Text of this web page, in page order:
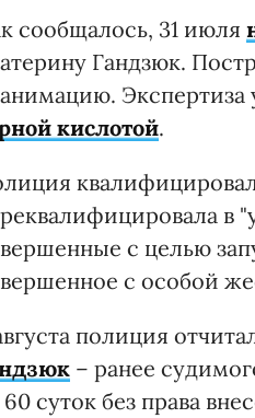
сообщалось, 31 июля
Гандзюк.
Экспертиза
кислотой.
в
с целью
с особой
полиция
– ранее
60 суток без права